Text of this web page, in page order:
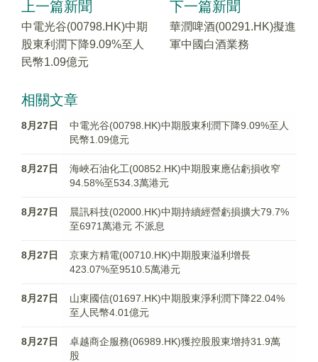
上一篇新聞
中電光谷(00798.HK)中期
股東利潤下降9.09%至人
民幣1.09億元
下一篇新聞
華潤啤酒(00291.HK)擬進
軍中國白酒業務
相關文章
8月27日
中電光谷(00798.HK)中期股東利潤下降9.09%至人
民幣1.09億元
8月27日
海峽石油化工(00852.HK)中期股東應佔虧損收窄
94.58%至534.3萬港元
8月27日
晨訊科技(02000.HK)中期持續經營虧損擴大79.7%
至6971萬港元 不派息
8月27日
京東方精電(00710.HK)中期股東溢利增長
423.07%至9510.5萬港元
8月27日
山東國信(01697.HK)中期股東淨利潤下降22.04%
至人民幣4.01億元
8月27日
卓越商企服務(06989.HK)獲控股股東增持31.9萬
股